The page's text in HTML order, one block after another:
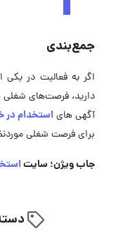
جمع‌بندی
اگر به فعالیت در یکی
دارید، فرصت‌های شغلی
آگهی هایاستخدام در
برای فرصت شغلی
جاب ویژن؛ سایت